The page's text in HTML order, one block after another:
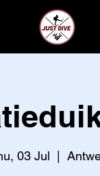
03 Jul